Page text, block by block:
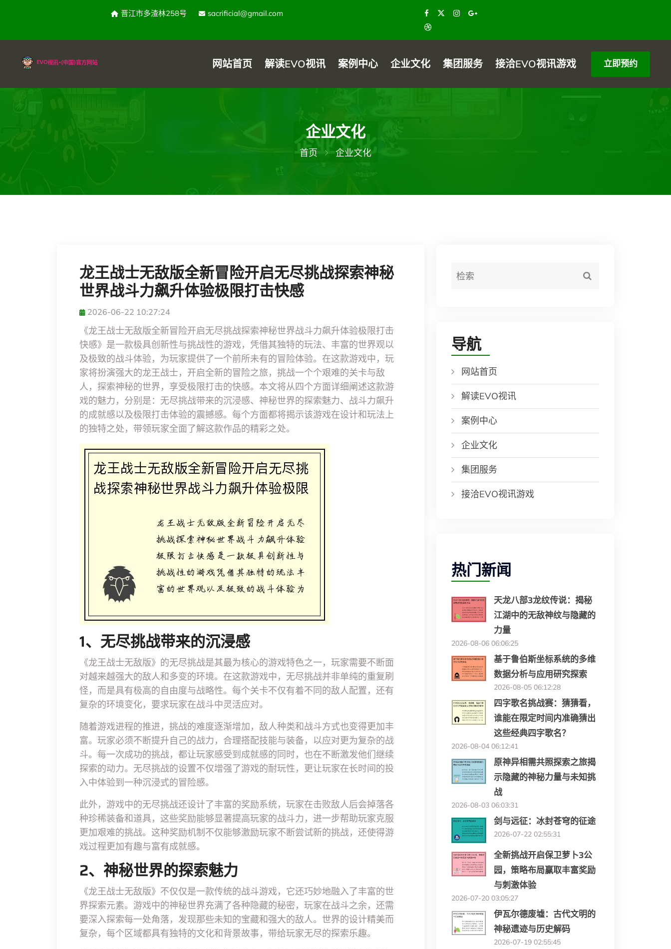
晋江市多渣林258号 sacrificial@gmail.com
网站首页 解读EVO视讯 案例中心 企业文化 集团服务 接洽EVO视讯游戏 立即预约
企业文化
首页 企业文化
龙王战士无敌版全新冒险开启无尽挑战探索神秘
世界战斗力飙升体验极限打击快感
2026-06-22 10:27:24
《龙王战士无敌版全新冒险开启无尽挑战探索神秘世界战斗力飙升体验极限打击
快感》是一款极具创新性与挑战性的游戏，凭借其独特的玩法、丰富的世界观以
及极致的战斗体验，为玩家提供了一个前所未有的冒险体验。在这款游戏中，玩
家将扮演强大的龙王战士，开启全新的冒险之旅，挑战一个个艰难的关卡与敌
人，探索神秘的世界，享受极限打击的快感。本文将从四个方面详细阐述这款游
戏的魅力，分别是：无尽挑战带来的沉浸感、神秘世界的探索魅力、战斗力飙升
的成就感以及极限打击体验的震撼感。每个方面都将揭示该游戏在设计和玩法上
的独特之处，带领玩家全面了解这款作品的精彩之处。
1、无尽挑战带来的沉浸感
《龙王战士无敌版》的无尽挑战是其最为核心的游戏特色之一，玩家需要不断面
对越来越强大的敌人和多变的环境。在这款游戏中，无尽挑战并非单纯的重复刷
怪，而是具有极高的自由度与战略性。每个关卡不仅有着不同的敌人配置，还有
复杂的环境变化，要求玩家在战斗中灵活应对。
随着游戏进程的推进，挑战的难度逐渐增加，敌人种类和战斗方式也变得更加丰
富。玩家必须不断提升自己的战力，合理搭配技能与装备，以应对更为复杂的战
斗。每一次成功的挑战，都让玩家感受到成就感的同时，也在不断激发他们继续
探索的动力。无尽挑战的设置不仅增强了游戏的耐玩性，更让玩家在长时间的投
入中体验到一种沉浸式的冒险感。
此外，游戏中的无尽挑战还设计了丰富的奖励系统，玩家在击败敌人后会掉落各
种珍稀装备和道具，这些奖励能够显著提高玩家的战斗力，进一步帮助玩家克服
更加艰难的挑战。这种奖励机制不仅能够激励玩家不断尝试新的挑战，还使得游
戏过程更加有趣与富有成就感。
2、神秘世界的探索魅力
《龙王战士无敌版》不仅仅是一款传统的战斗游戏，它还巧妙地融入了丰富的世
界探索元素。游戏中的神秘世界充满了各种隐藏的秘密，玩家在战斗之余，还需
要深入探索每一处角落，发现那些未知的宝藏和强大的敌人。世界的设计精美而
复杂，每个区域都具有独特的文化和背景故事，带给玩家无尽的探索乐趣。
导航
网站首页
解读EVO视讯
案例中心
企业文化
集团服务
接洽EVO视讯游戏
热门新闻
天龙八部3龙纹传说：揭秘
江湖中的无敌神纹与隐藏的
力量
2026-08-06 06:06:25
基于鲁伯斯坐标系统的多维
数据分析与应用研究探索
2026-08-05 06:12:28
四字歌名挑战赛：猜猜看，
谁能在限定时间内准确猜出
这些经典四字歌名？
2026-08-04 06:12:41
原神异相需共照探索之旅揭
示隐藏的神秘力量与未知挑
战
2026-08-03 06:03:31
剑与远征：冰封苍穹的征途
2026-07-22 02:55:31
全新挑战开启保卫萝卜3公
园，策略布局赢取丰富奖励
与刺激体验
2026-07-20 03:05:27
伊瓦尔德废墟：古代文明的
神秘遗迹与历史解码
2026-07-19 02:55:45